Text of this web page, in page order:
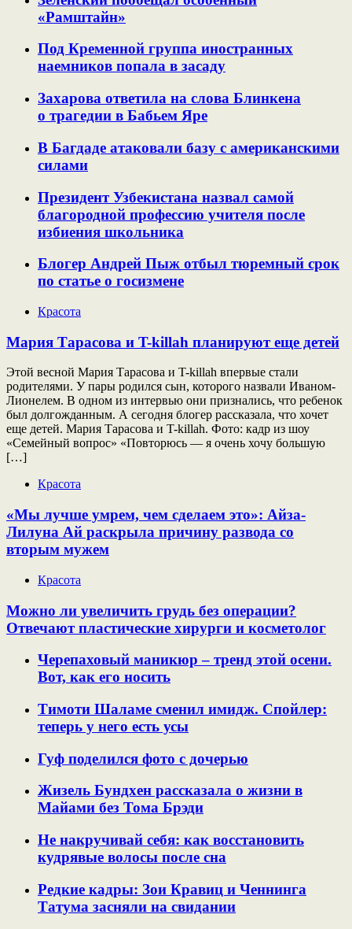
«Рамштайн»
Под Кременной группа иностранных
наемников попала в засаду
Захарова ответила на слова Блинкена
о трагедии в Бабьем Яре
В Багдаде атаковали базу с американскими
силами
Президент Узбекистана назвал самой
благородной профессию учителя после
избиения школьника
Блогер Андрей Пыж отбыл тюремный срок
по статье о госизмене
Красота
Мария Тарасова и T-killah планируют еще детей
Этой весной Мария Тарасова и T-killah впервые стали
родителями. У пары родился сын, которого назвали Иваном-
Лионелем. В одном из интервью они признались, что ребенок
был долгожданным. А сегодня блогер рассказала, что хочет
еще детей. Мария Тарасова и T-killah. Фото: кадр из шоу
«Семейный вопрос» «Повторюсь — я очень хочу большую
[…]
Красота
«Мы лучше умрем, чем сделаем это»: Айза-
Лилуна Ай раскрыла причину развода со
вторым мужем
Красота
Можно ли увеличить грудь без операции?
Отвечают пластические хирурги и косметолог
Черепаховый маникюр – тренд этой осени.
Вот, как его носить
Тимоти Шаламе сменил имидж. Спойлер:
теперь у него есть усы
Гуф поделился фото с дочерью
Жизель Бундхен рассказала о жизни в
Майами без Тома Брэди
Не накручивай себя: как восстановить
кудрявые волосы после сна
Редкие кадры: Зои Кравиц и Ченнинга
Татума засняли на свидании